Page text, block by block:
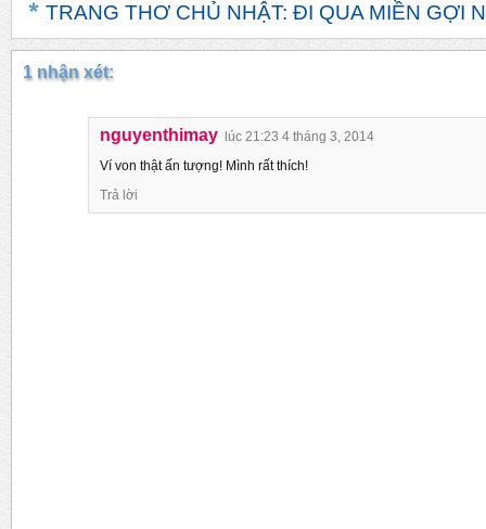
TRANG THƠ CHỦ NHẬT: ĐI QUA MIỀN GỢI
1 nhận xét:
nguyenthimay
lúc 21:23 4 tháng 3, 2014
Ví von thật ấn tượng! Mình rất thích!
Trả lời